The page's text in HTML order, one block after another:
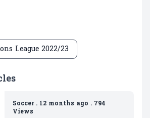
League 2022/23
Soccer. 12 months ago . 794
Views